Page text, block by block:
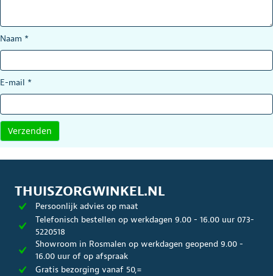
Naam *
E-mail *
THUISZORGWINKEL.NL
Persoonlijk advies op maat
Telefonisch bestellen op werkdagen 9.00 - 16.00 uur 073-
5220518
Showroom in Rosmalen op werkdagen geopend 9.00 -
16.00 uur of op afspraak
Gratis bezorging vanaf 50,=